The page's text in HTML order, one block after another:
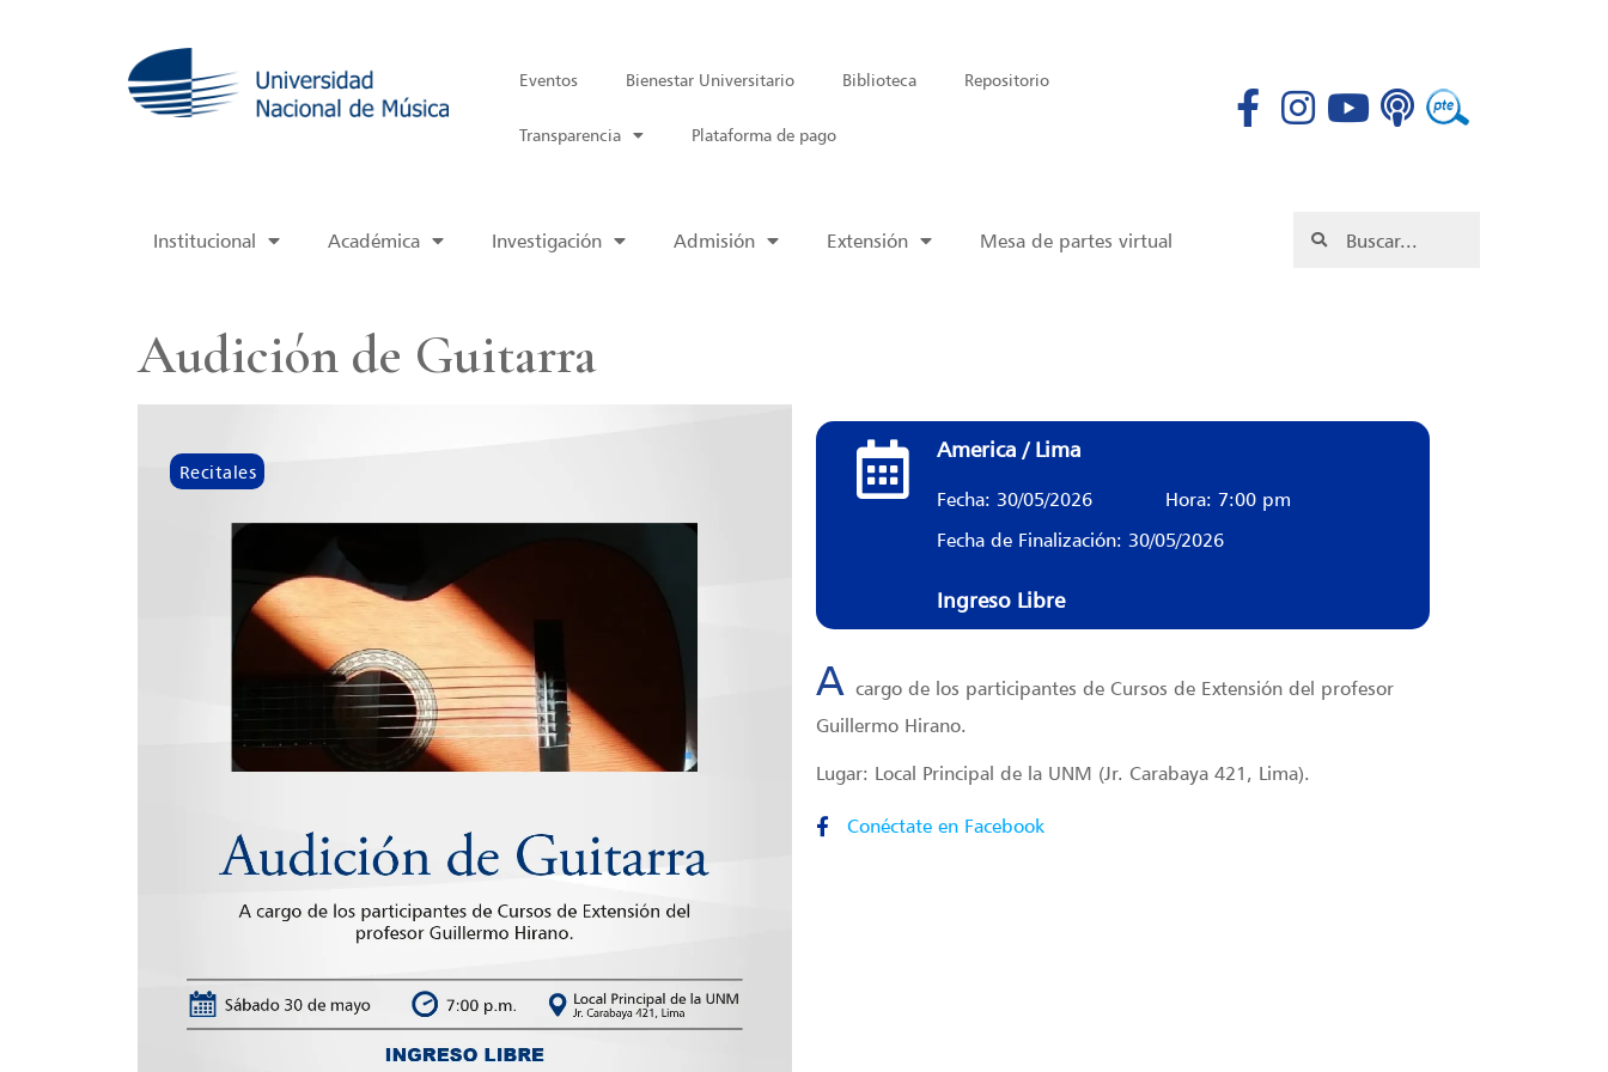
Eventos Bienestar Universitario Biblioteca Repositorio
Transparencia Plataforma de pago
Institucional Académica Investigación Admisión Extensión Mesa de partes virtual
Audición de Guitarra
Recitales
America / Lima
Fecha: 30/05/2026
Hora: 7:00 pm
Fecha de Finalización: 30/05/2026
Ingreso Libre
A cargo de los participantes de Cursos de Extensión del profesor
Guillermo Hirano.
Lugar: Local Principal de la UNM (Jr. Carabaya 421, Lima).
Conéctate en Facebook